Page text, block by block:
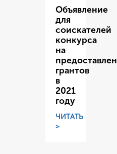
Объявление
для
соискателей
конкурса
на
грантов
в
2021
году
ЧИТАТЬ
>